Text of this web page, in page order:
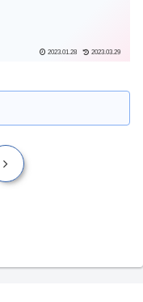
2023.01.28 2023.03.29
次